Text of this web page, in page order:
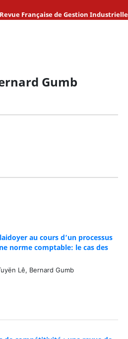
Revue Française de Gestion Industrielle
Gumb
au cours d’un processus
norme comptable: le cas des
Lê, Bernard Gumb